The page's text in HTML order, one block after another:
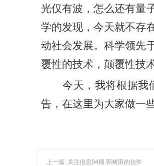
光仅有波，怎么还有量
学的发现，今天就不存
动社会发展。科学领先
覆性的技术，颠覆性技
今天，我将根据我
告，在这里为大家做一
上一篇: 关注信息94期 郭树田的信件